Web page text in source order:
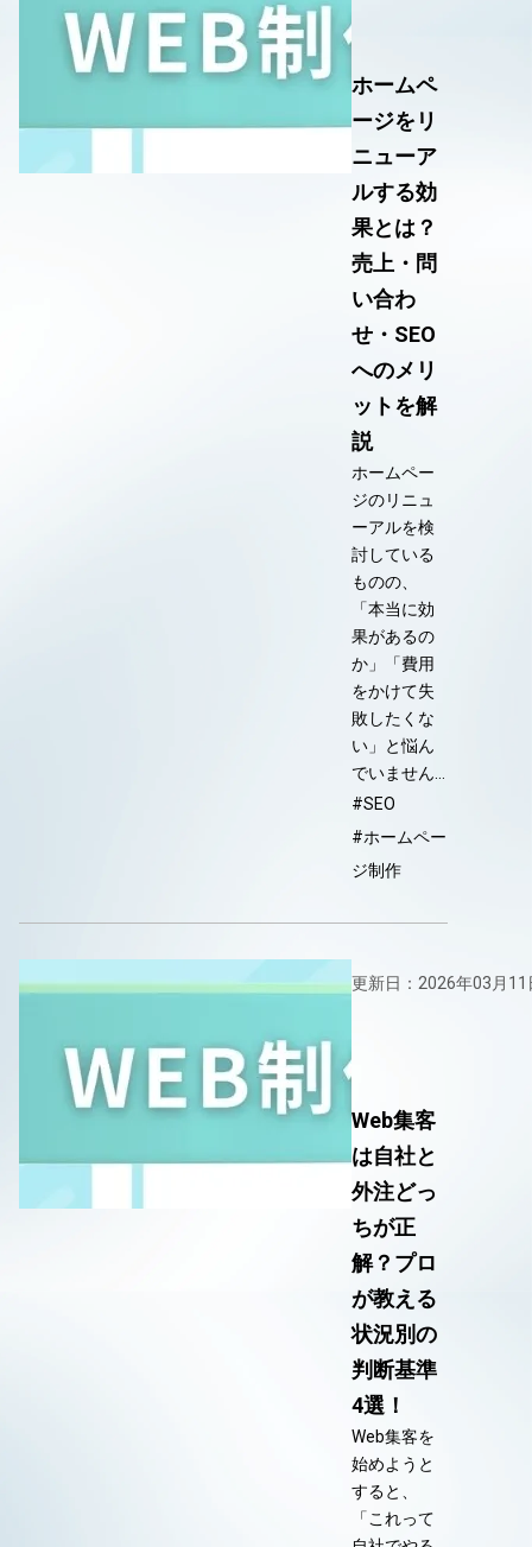
ホームペ
ージをリ
ニューア
ルする効
果とは？
売上・問
い合わ
せ・SEO
へのメリ
ットを解
説
ホームペー
ジのリニュ
ーアルを検
討している
ものの、
「本当に効
果があるの
か」「費用
をかけて失
敗したくな
い」と悩ん
でいません…
#SEO
#ホームペー
ジ制作
更新日：2026年03月11
Web集客
は自社と
外注どっ
ちが正
解？プロ
が教える
状況別の
判断基準
4選！
Web集客を
始めようと
すると、
「これって